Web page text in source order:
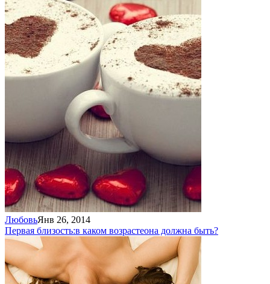
ЛюбовьЯнв 26, 2014
Первая близость:в каком возрастеона должна быть?